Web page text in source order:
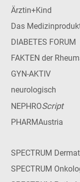
Ärztin+Kind
Das
DIABETES FORUM
FAKTEN der
GYN-AKTIV
neurologisch
NEPHROScript
PHARMAustria
SPECTRUM
SPECTRUM